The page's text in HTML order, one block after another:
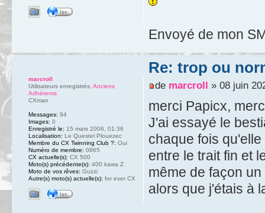
Envoyé de mon
Re: trop ou
de marcroll » 08 juin
merci Papicx,
J'ai essayé le
chaque fois
entre le trait fin et
même de façon
alors que j'étais à
marcroll
Utilisateurs enregistrés Anciens
Adhérents
CXman
Messages: 94
Images: 0
Enregistré le: 15 mars 2006, 01:36
Localisation: Le Questel Plouezec
Membre du CX Twinning Club ?: Oui
Numéro de membre: 0865
CX actuelle(s): CX 500
Moto(s) précédente(s): 400 kawa Z
Moto de vos rêves: Guzzi
Autre(s) moto(s) actuelle(s): for ever CX